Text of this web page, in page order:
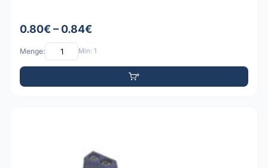
0.80€ – 0.84€
Menge: Min: 1